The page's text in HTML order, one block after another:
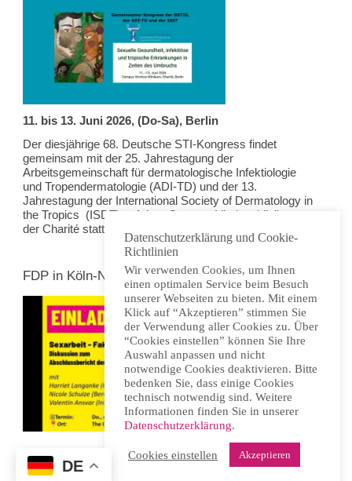
11. bis 13. Juni 2026, (Do-Sa), Berlin
Der diesjährige 68. Deutsche STI-Kongress findet
gemeinsam mit der 25. Jahrestagung der
Arbeitsgemeinschaft für dermatologische Infektiologie
und Tropendermatologie (ADI-TD) und der 13.
Jahrestagung der International Society of Dermatology in
the Tropics (ISDT) auf dem Campus Virchowklinikum
der Charité statt. Programm und mehr finden sich
FDP in Köln-Nippes zur Sexarbeit
Donnerstag, 16. April 2026, 19.00 Uhr, Köln-Nippes
Datenschutzerklärung und Cookie-
Richtlinien
Wir verwenden Cookies, um Ihnen
einen optimalen Service beim Besuch
unserer Webseiten zu bieten. Mit einem
Klick auf “Akzeptieren” stimmen Sie
der Verwendung aller Cookies zu. Über
“Cookies einstellen” können Sie Ihre
Auswahl anpassen und nicht
notwendige Cookies deaktivieren. Bitte
bedenken Sie, dass einige Cookies
technisch notwendig sind. Weitere
Informationen finden Sie in unserer
Datenschutzerklärung.
Cookies einstellen Akzeptieren
DE